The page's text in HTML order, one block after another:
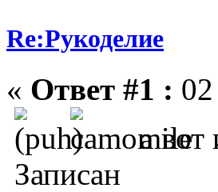
Re:Рукоделие
« Ответ #1 :
а вот
Записан